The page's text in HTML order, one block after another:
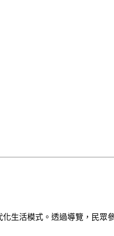
生活模式。透過導覽，民眾